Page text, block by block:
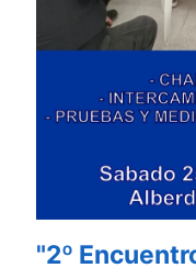
"2º